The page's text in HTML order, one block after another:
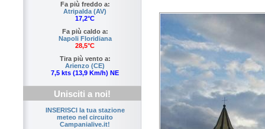
Fa più freddo a:
Atripalda (AV)
17,2°C
Fa più caldo a:
Napoli Floridiana
28,5°C
Tira più vento a:
Arienzo (CE)
7,5 kts (13,9 Km/h) NE
Unisciti a noi!
INSERISCI la tua stazione
meteo nel circuito
Campanialive.it!